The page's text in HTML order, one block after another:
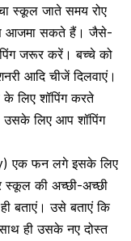
स्कूल जाते समय रोए
आजमा सकते हैं। जैसे-
जरूर करें। बच्चे को
आदि चीजें दिलवाएं।
लिए शॉपिंग करते
उसके लिए आप शॉपिंग
एक फन लगे इसके लिए
स्कूल की अच्छी-अच्छी
बताएं। उसे बताएं कि
ही उसके नए दोस्त